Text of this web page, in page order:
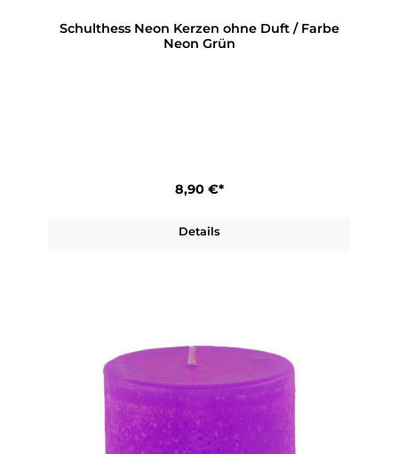
Schulthess Neon Kerzen ohne Duft / Farbe
Neon Grün
8,90 €*
Details